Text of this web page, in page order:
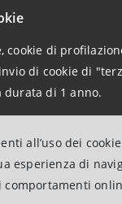
cookie di
di cookie di
durata di 1 anno.
all’uso dei
esperienza di
in grado di
gli
nazionali,
nel
servizio della